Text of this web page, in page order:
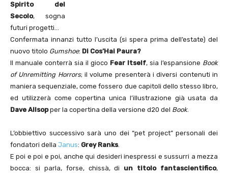
Spirito del
Secolo, sogna
futuri progetti…
Confermata innanzi tutto l’uscita (si spera prima dell’estate) del
nuovo titolo Gumshoe: Di Cos’Hai Paura?
Il manuale conterrà sia il gioco Fear Itself, sia l’espansione Book
of Unremitting Horrors; il volume presenterà i diversi contenuti in
maniera sequenziale, come fossero due capitoli dello stesso libro,
ed utilizzerà come copertina unica l’illustrazione già usata da
Dave Allsopper la copertina della versione d20 del Book.
L’obbiettivo successivo sarà uno dei “pet project” personali dei
fondatori della Janus: Grey Ranks.
E poi e poi e poi, anche qui desideri inespressi e sussurri a mezza
bocca: si parla, forse, chissà, di un titolo fantascientifico,